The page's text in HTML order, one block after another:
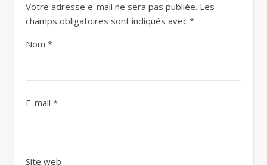
Votre adresse e-mail ne sera pas publiée. Les
champs obligatoires sont indiqués avec *
Nom *
E-mail *
Site web